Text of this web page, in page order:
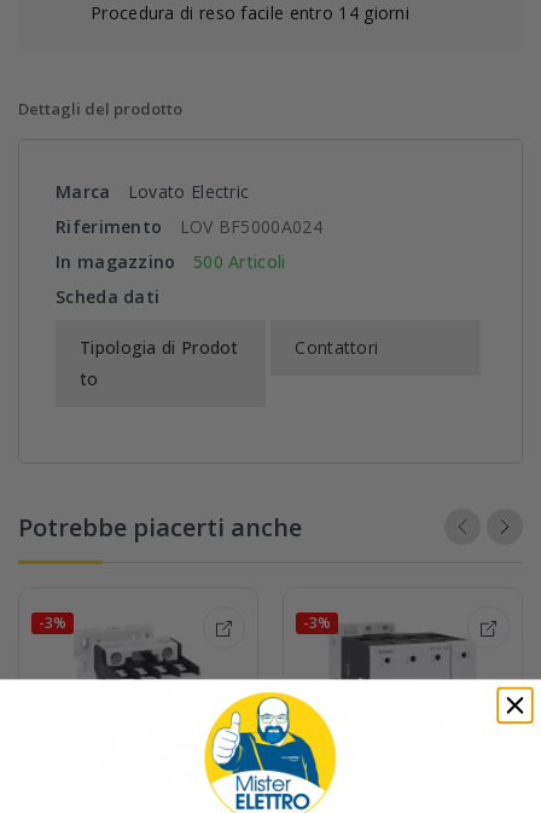
Procedura di reso facile entro 14 giorni
Dettagli del prodotto
Marca
Lovato Electric
Riferimento
LOV BF5000A024
In magazzino
500 Articoli
Scheda dati
Tipologia di Prodot
to
Contattori
Potrebbe piacerti anche
-3% -3%